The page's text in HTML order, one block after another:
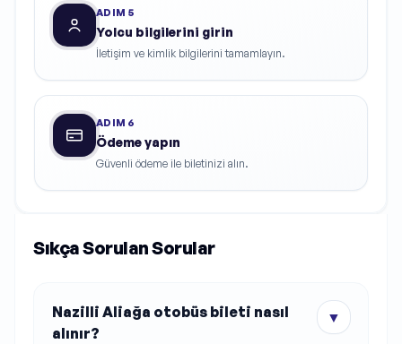
ADIM 5
Yolcu bilgilerini girin
İletişim ve kimlik bilgilerini tamamlayın.
ADIM 6
Ödeme yapın
Güvenli ödeme ile biletinizi alın.
Sıkça Sorulan Sorular
Nazilli Aliağa otobüs bileti nasıl
alınır?
▼